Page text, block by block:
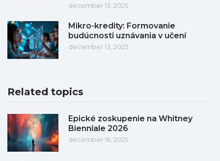
december 13, 2025
Mikro-kredity: Formovanie
budúcnosti uznávania v učení
december 13, 2025
Related topics
Epické zoskupenie na Whitney
Bienniale 2026
december 16, 2025